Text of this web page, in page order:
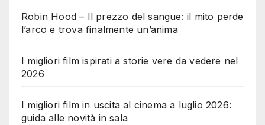
Robin Hood – Il prezzo del sangue: il mito perde
l’arco e trova finalmente un’anima
I migliori film ispirati a storie vere da vedere nel
2026
I migliori film in uscita al cinema a luglio 2026:
guida alle novità in sala